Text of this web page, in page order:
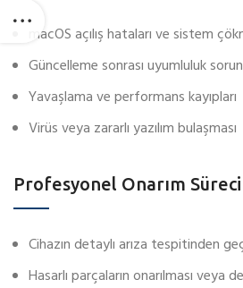
macOS açılış hataları ve sistem
Güncelleme sonrası uyumluluk
Yavaşlama ve performans kayıpları
Virüs veya zararlı yazılım bulaşması
Profesyonel Onarım Süreci
Cihazın detaylı arıza tespitinden
Hasarlı parçaların onarılması veya